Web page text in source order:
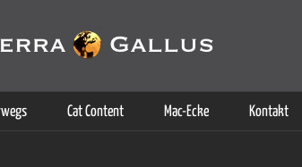
Cat Content Mac-Ecke Kontakt
Nutzung dieser Webseite erklären Sie sich
Weitere Informationen